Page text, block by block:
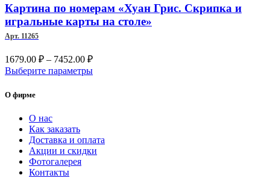
можно
выбрать
на
Картина по номерам «Хуан Грис. Скрипка и
игральные карты на столе»
Арт. 11265
1679.00 ₽ – 7452.00 ₽Диапазон
цен:
Выберите параметрыЭтот
выбрать
на
О фирме
О нас
Как заказать
Доставка и оплата
Акции и скидки
Фотогалерея
Контакты